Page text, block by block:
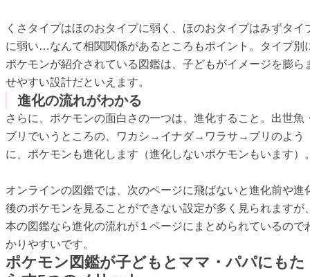
くさタイプはほのおタイプに弱く、ほのおタイプはみずタイ
に弱い…なんて相関関係があるところもポイント。タイプ別
ポケモンが紹介されている図鑑は、子どもがイメージを膨ら
せやすい設計だといえます。
進化の流れがわかる
さらに、ポケモンの面白さの一つは、進化すること。出世魚
ブリでいうところの、ワカシ→イナダ→ワラサ→ブリのよう
に、ポケモンも進化します（進化しないポケモンもいます）
オンラインの図鑑では、次のページに飛ばないと進化前や進
後のポケモンを見ることができない設定が多く見られますが
本の図鑑なら進化の流れが１ページにまとめられているので
かりやすいです。
ポケモン図鑑が子どもとママ・パパにもた